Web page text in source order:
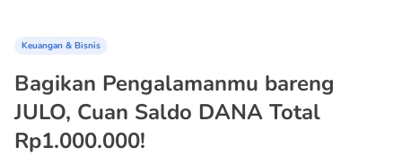
Keuangan & Bisnis
Bagikan Pengalamanmu bareng
JULO, Cuan Saldo DANA Total
Rp1.000.000!